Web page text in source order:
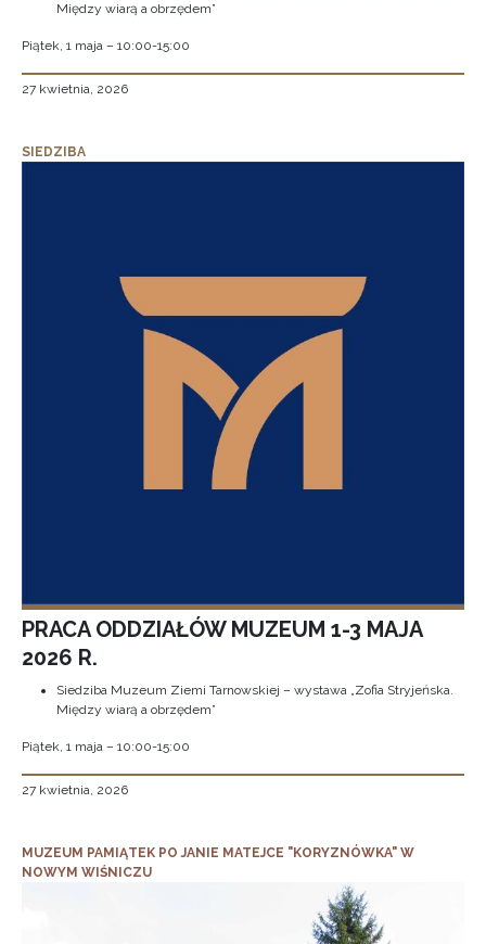
Między wiarą a obrzędem”
Piątek, 1 maja – 10:00-15:00
27 kwietnia, 2026
SIEDZIBA
PRACA ODDZIAŁÓW MUZEUM 1-3 MAJA
2026 R.
Siedziba Muzeum Ziemi Tarnowskiej – wystawa „Zofia Stryjeńska.
Między wiarą a obrzędem”
Piątek, 1 maja – 10:00-15:00
27 kwietnia, 2026
MUZEUM PAMIĄTEK PO JANIE MATEJCE "KORYZNÓWKA" W
NOWYM WIŚNICZU